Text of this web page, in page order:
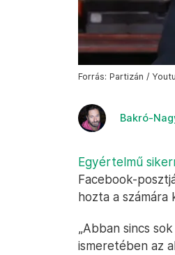
Forrás: Partizán /
Bakró-
Egyértelmű
Facebook-
hozta a
„Abban sincs
ismeretében az